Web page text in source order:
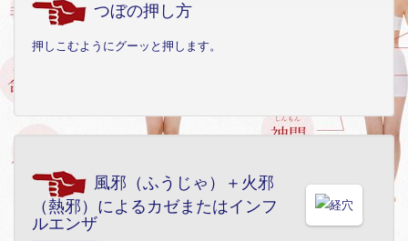
つぼの押し方
押しこむようにグーッと押します。
風邪（ふうじゃ）＋火邪
（熱邪）によるカゼまたはインフ
ルエンザ